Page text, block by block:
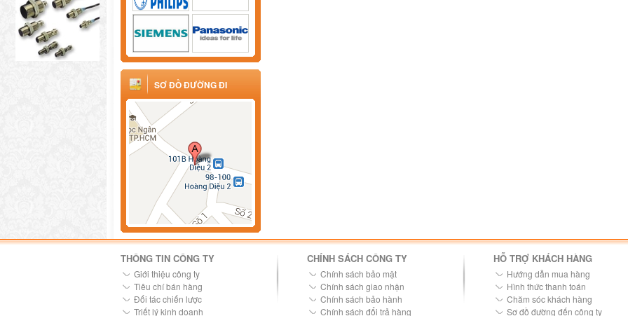
SƠ ĐỒ ĐƯỜNG ĐI
THÔNG TIN CÔNG TY
Giới thiệu công ty
Tiêu chí bán hàng
Đối tác chiến lược
Triết lý kinh doanh
CHÍNH SÁCH CÔNG TY
Chính sách bảo mật
Chính sách giao nhận
Chính sách bảo hành
Chính sách đổi trả hàng
HỖ TRỢ KHÁCH HÀNG
Hướng dẫn mua hàng
Hình thức thanh toán
Chăm sóc khách hàng
Sơ đồ đường đến công ty